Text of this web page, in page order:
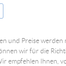
und Preise werden
wir für die
empfehlen Ihnen,